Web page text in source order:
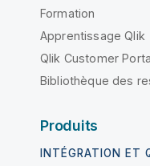
Formation
Apprentissage Qlik
Qlik Customer
Bibliothèque des
Produits
INTÉGRATION ET